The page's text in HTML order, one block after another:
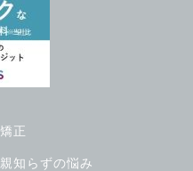
矯正
親知らずの悩み